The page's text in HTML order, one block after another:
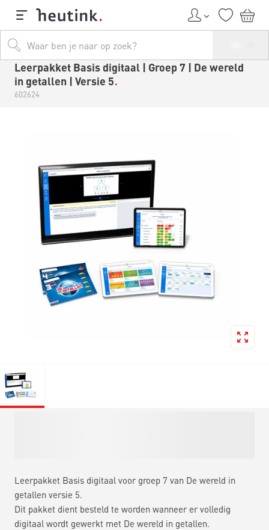
Leerpakket Basis digitaal | Groep 7 | De wereld
in getallen | Versie 5
602624
Leerpakket Basis digitaal voor groep 7 van De wereld in
getallen versie 5.
Dit pakket dient besteld te worden wanneer er volledig
digitaal wordt gewerkt met De wereld in getallen.